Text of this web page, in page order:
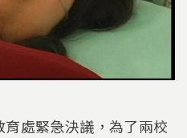
處緊急決議，為了兩校